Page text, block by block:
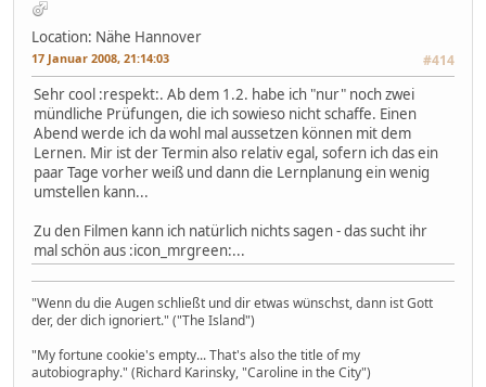
Location: Nähe Hannover
17 Januar 2008, 21:14:03 #414
Sehr cool :respekt:. Ab dem 1.2. habe ich "nur" noch zwei
mündliche Prüfungen, die ich sowieso nicht schaffe. Einen
Abend werde ich da wohl mal aussetzen können mit dem
Lernen. Mir ist der Termin also relativ egal, sofern ich das ein
paar Tage vorher weiß und dann die Lernplanung ein wenig
umstellen kann...
Zu den Filmen kann ich natürlich nichts sagen - das sucht ihr
mal schön aus :icon_mrgreen:...
"Wenn du die Augen schließt und dir etwas wünschst, dann ist Gott
der, der dich ignoriert." ("The Island")
"My fortune cookie's empty... That's also the title of my
autobiography." (Richard Karinsky, "Caroline in the City")